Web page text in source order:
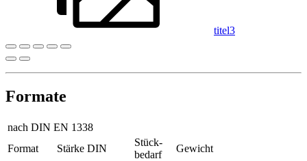
titel3
Formate
nach DIN EN 1338
Format
Stärke DIN
Stück-
bedarf
Gewicht